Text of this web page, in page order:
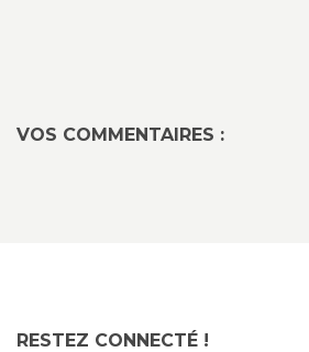
VOS COMMENTAIRES :
RESTEZ CONNECTÉ !